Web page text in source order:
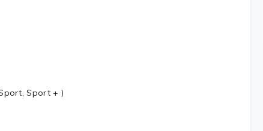
Sport + )